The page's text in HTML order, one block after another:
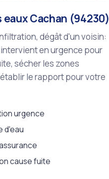
eaux Cachan (94230)
dégât d'un voisin:
en urgence pour
sécher les zones
le rapport pour votre
urgence
d'eau
cause fuite